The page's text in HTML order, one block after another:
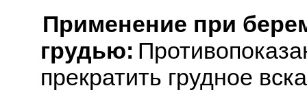
Применение при
грудью:
прекратить грудное